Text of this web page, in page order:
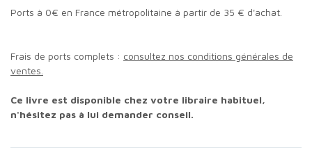
Ports à 0€ en France métropolitaine à partir de 35 € d'achat.
Frais de ports complets : consultez nos conditions générales de
ventes.
Ce livre est disponible chez votre libraire habituel,
n'hésitez pas à lui demander conseil.